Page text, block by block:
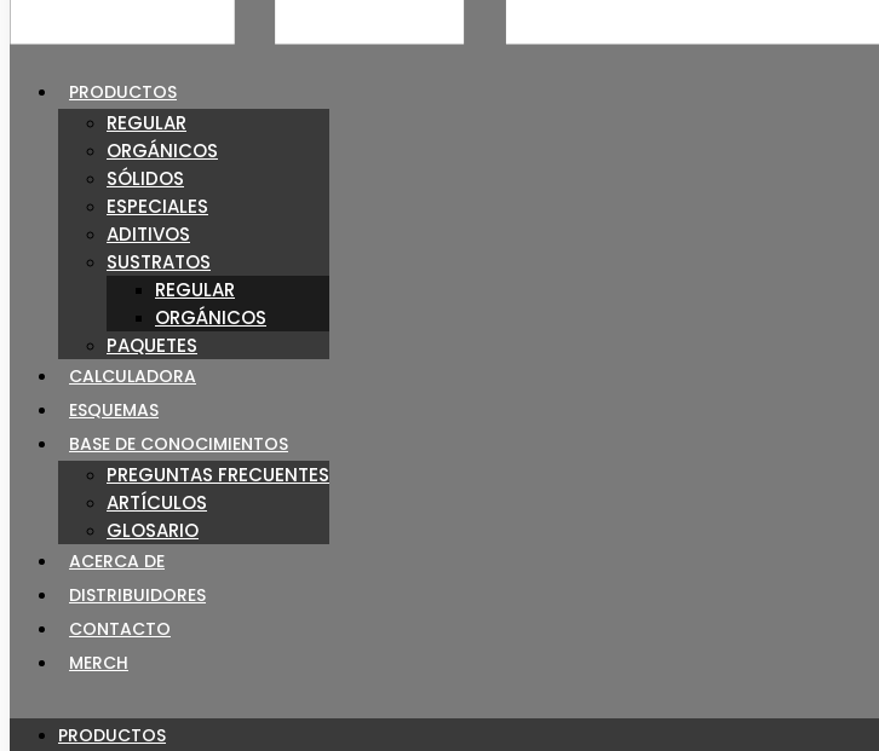
PRODUCTOS
REGULAR
ORGÁNICOS
SÓLIDOS
ESPECIALES
ADITIVOS
SUSTRATOS
REGULAR
ORGÁNICOS
PAQUETES
CALCULADORA
ESQUEMAS
BASE DE CONOCIMIENTOS
PREGUNTAS FRECUENTES
ARTÍCULOS
GLOSARIO
ACERCA DE
DISTRIBUIDORES
CONTACTO
MERCH
PRODUCTOS